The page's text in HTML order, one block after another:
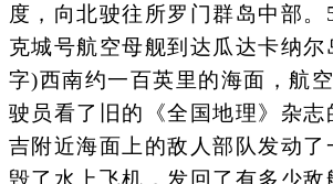
度，向北驶往所罗门群岛中部。
克城号航空母舰到达瓜达卡纳尔
字)西南约一百英里的海面，航
驶员看了旧的《全国地理》杂志
吉附近海面上的敌人部队发动了
毁了水上飞机，发回了有多少敌